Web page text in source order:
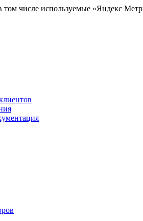
числе используемые «Яндекс